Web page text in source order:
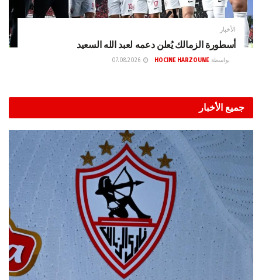
الأخبار
أسطورة الزمالك يُعلن دعمه لعبد الله السعيد
بواسطة HOCINE HARZOUNE
جميع الأخبار